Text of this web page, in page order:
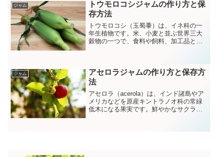
ジャム
トウモロコシジャムの作り方と保
存方法
トウモロコシ（玉蜀黍）は、イネ科の一
年生植物です。米、小麦と並ぶ世界三大
穀物の一つで、食料や飼料、加工品とし
されています。
ジャム
アセロラジャムの作り方と保存方
法
アセロラ（acerola）は、インド諸島やア
メリカなどを原産キントラノオ科の常緑
低木になる果実です。鮮やかなサクラン